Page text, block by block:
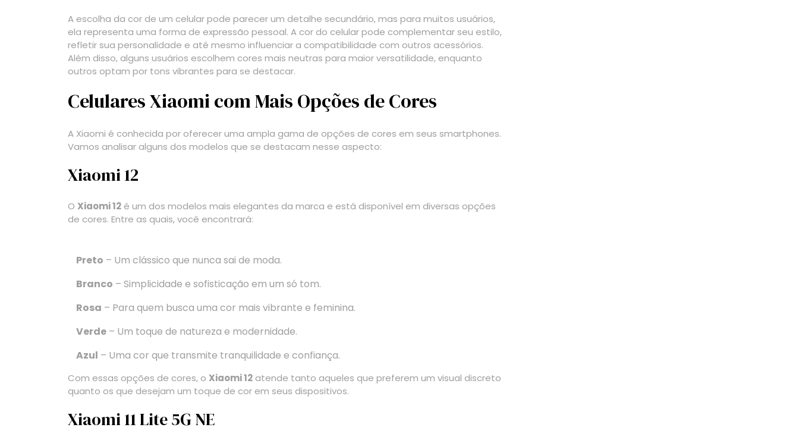
A escolha da cor de um celular pode parecer um detalhe secundário, mas para muitos usuários,
ela representa uma forma de expressão pessoal. A cor do celular pode complementar seu estilo,
refletir sua personalidade e até mesmo influenciar a compatibilidade com outros acessórios.
Além disso, alguns usuários escolhem cores mais neutras para maior versatilidade, enquanto
outros optam por tons vibrantes para se destacar.
Celulares Xiaomi com Mais Opções de Cores
A Xiaomi é conhecida por oferecer uma ampla gama de opções de cores em seus smartphones.
Vamos analisar alguns dos modelos que se destacam nesse aspecto:
Xiaomi 12
O Xiaomi 12 é um dos modelos mais elegantes da marca e está disponível em diversas opções
de cores. Entre as quais, você encontrará:
Preto – Um clássico que nunca sai de moda.
Branco – Simplicidade e sofisticação em um só tom.
Rosa – Para quem busca uma cor mais vibrante e feminina.
Verde – Um toque de natureza e modernidade.
Azul – Uma cor que transmite tranquilidade e confiança.
Com essas opções de cores, o Xiaomi 12 atende tanto aqueles que preferem um visual discreto
quanto os que desejam um toque de cor em seus dispositivos.
Xiaomi 11 Lite 5G NE